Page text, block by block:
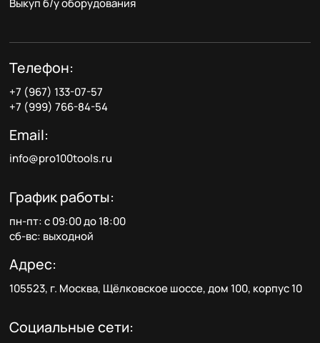
Выкуп б/у оборудования
Телефон:
+7 (967) 133-07-57
+7 (999) 766-84-54
Email:
info@pro100tools.ru
График работы:
пн-пт: с 09:00 до 18:00
сб-вс: выходной
Адрес:
105523, г. Москва, Щёлковское шоссе, дом 100, корпус 10
Социальные сети: